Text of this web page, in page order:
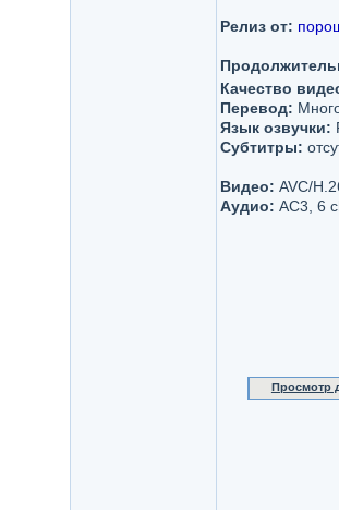
Релиз от:
Качество
Перевод:
Язык озвучки:
Субтитры:
Видео: AVC/
Аудио: AC3, 6
Просмотр